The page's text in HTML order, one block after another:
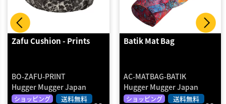
Batik Mat Bag
AC-MATBAG-BATIK
Hugger Mugger Japan
ショッピング 送料無料
V-Shaped Cushion -
BO-VSHAPE-SOLID
Hugger Mugger Japan
ショッピング
返却不要